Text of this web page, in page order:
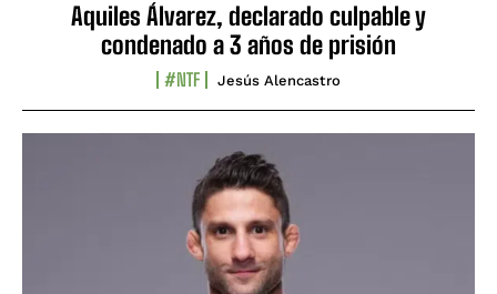
Aquiles Álvarez, declarado culpable y
condenado a 3 años de prisión
#NTF Jesús Alencastro